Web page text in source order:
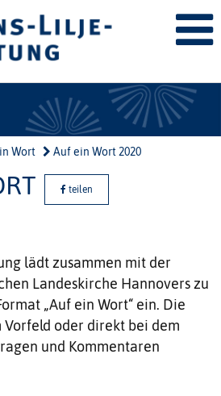
Wort Auf ein Wort 2020
teilen
lädt zusammen mit der
Landeskirche Hannovers zu
„Auf ein Wort“ ein. Die
Vorfeld oder direkt bei dem
und Kommentaren